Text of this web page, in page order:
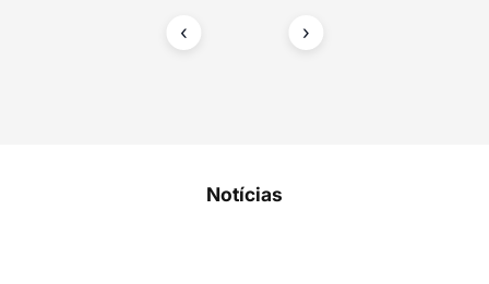
‹ ›
Notícias